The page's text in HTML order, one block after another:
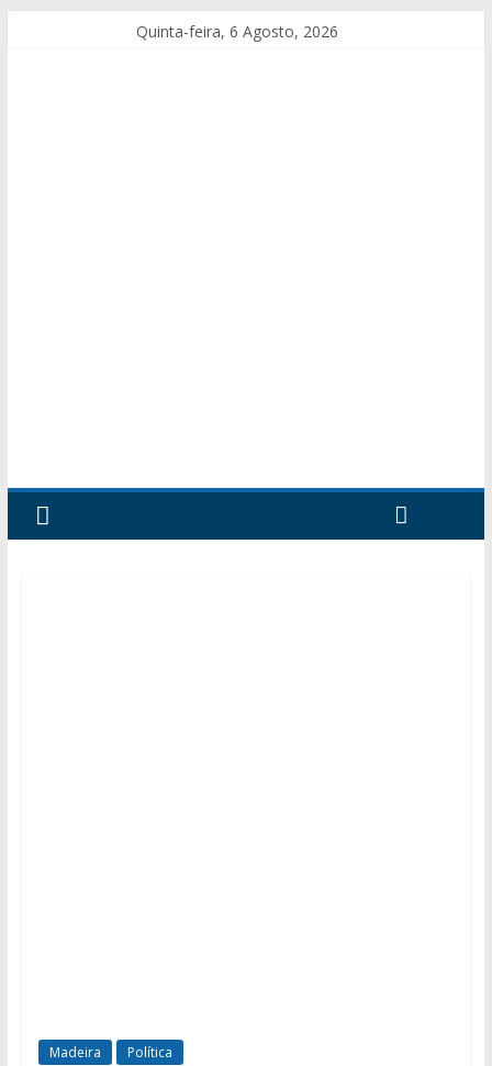
Quinta-feira, 6 Agosto, 2026
Madeira Política